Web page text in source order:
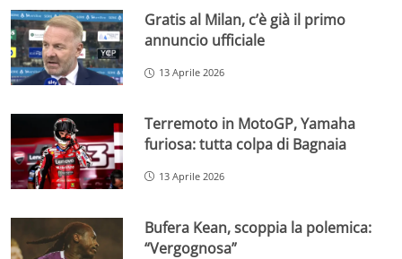
Gratis al Milan, c’è già il primo
annuncio ufficiale
13 Aprile 2026
Terremoto in MotoGP, Yamaha
furiosa: tutta colpa di Bagnaia
13 Aprile 2026
Bufera Kean, scoppia la polemica:
“Vergognosa”